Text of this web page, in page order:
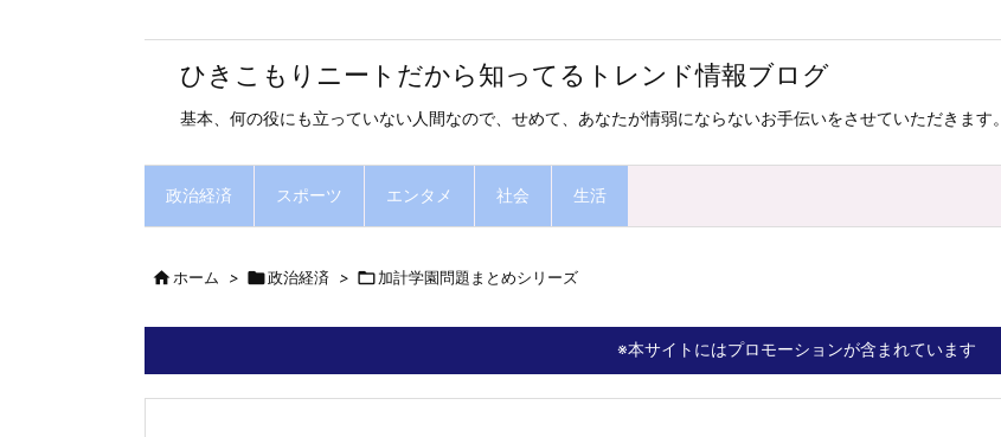
ひきこもりニートだから知ってるトレンド情報ブログ
基本、何の役にも立っていない人間なので、せめて、あなたが情弱にならないお手伝いをさせていただきます。
政治経済 スポーツ エンタメ 社会 生活
ホーム > 政治経済 > 加計学園問題まとめシリーズ
※本サイトにはプロモーションが含まれています